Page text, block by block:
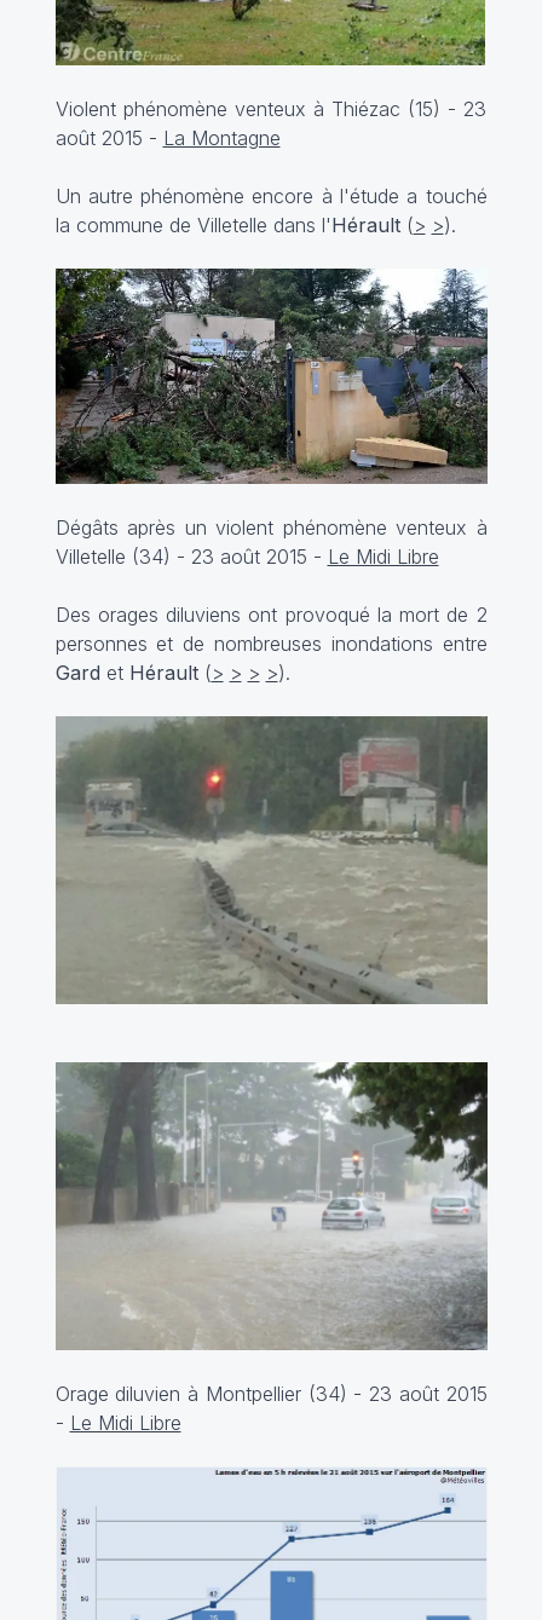
Violent phénomène venteux à Thiézac (15) - 23
août 2015 - La Montagne
Un autre phénomène encore à l'étude a touché
la commune de Villetelle dans l'Hérault(> >).
Dégâts après un violent phénomène venteux à
Villetelle (34) - 23 août 2015 - Le Midi Libre
Des orages diluviens ont provoqué la mort de 2
personnes et de nombreuses inondations entre
Gard et Hérault(> > > >).
Orage diluvien à Montpellier (34) - 23 août 2015
- Le Midi Libre